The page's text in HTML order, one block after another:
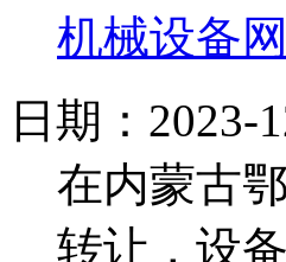
机械设备网
日期：2023-
在内蒙古
转让，设